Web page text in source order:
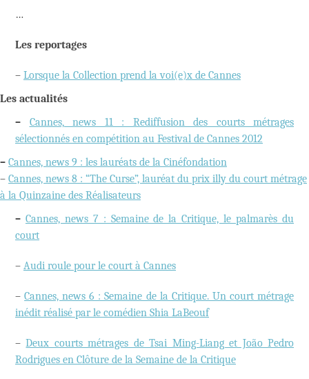
…
Les reportages
– Lorsque la Collection prend la voi(e)x de Cannes
Les actualités
– Cannes, news 11 : Rediffusion des courts métrages
sélectionnés en compétition au Festival de Cannes 2012
– Cannes, news 9 : les lauréats de la Cinéfondation
– Cannes, news 8 : “The Curse”, lauréat du prix illy du court métrage
à la Quinzaine des Réalisateurs
– Cannes, news 7 : Semaine de la Critique, le palmarès du
court
– Audi roule pour le court à Cannes
–Cannes, news 6 : Semaine de la Critique. Un court métrage
inédit réalisé par le comédien Shia LaBeouf
–Deux courts métrages de Tsai Ming-Liang et João Pedro
Rodrigues en Clôture de la Semaine de la Critique